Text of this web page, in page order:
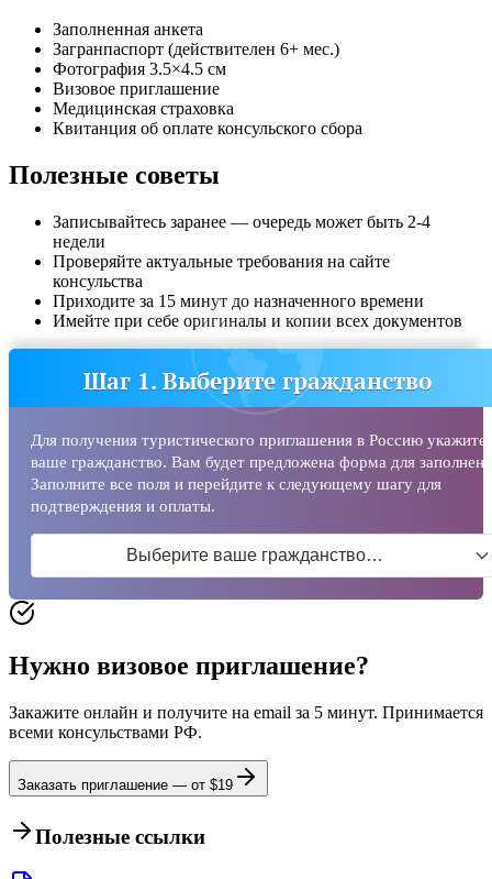
Заполненная анкета
Загранпаспорт (действителен 6+ мес.)
Фотография 3.5×4.5 см
Визовое приглашение
Медицинская страховка
Квитанция об оплате консульского сбора
Полезные советы
Записывайтесь заранее — очередь может быть 2-4
недели
Проверяйте актуальные требования на сайте
консульства
Приходите за 15 минут до назначенного времени
Имейте при себе оригиналы и копии всех документов
Шаг 1. Выберите гражданство
Для получения туристического приглашения в Россию укажите
ваше гражданство. Вам будет предложена форма для
Заполните все поля и перейдите к следующему шагу для
подтверждения и оплаты.
Выберите ваше гражданство…
Нужно визовое приглашение?
Закажите онлайн и получите на email за 5 минут. Принимается
всеми консульствами РФ.
Заказать приглашение — от $19
Полезные ссылки